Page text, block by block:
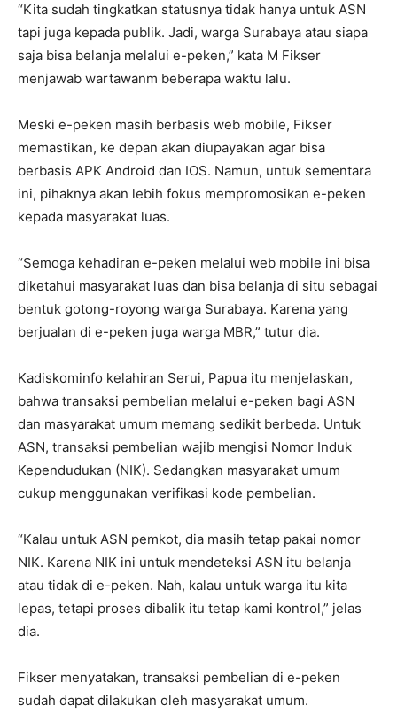
“Kita sudah tingkatkan statusnya tidak hanya untuk ASN
tapi juga kepada publik. Jadi, warga Surabaya atau siapa
saja bisa belanja melalui e-peken,” kata M Fikser
menjawab wartawanm beberapa waktu lalu.
Meski e-peken masih berbasis web mobile, Fikser
memastikan, ke depan akan diupayakan agar bisa
berbasis APK Android dan IOS. Namun, untuk sementara
ini, pihaknya akan lebih fokus mempromosikan e-peken
kepada masyarakat luas.
“Semoga kehadiran e-peken melalui web mobile ini bisa
diketahui masyarakat luas dan bisa belanja di situ sebagai
bentuk gotong-royong warga Surabaya. Karena yang
berjualan di e-peken juga warga MBR,” tutur dia.
Kadiskominfo kelahiran Serui, Papua itu menjelaskan,
bahwa transaksi pembelian melalui e-peken bagi ASN
dan masyarakat umum memang sedikit berbeda. Untuk
ASN, transaksi pembelian wajib mengisi Nomor Induk
Kependudukan (NIK). Sedangkan masyarakat umum
cukup menggunakan verifikasi kode pembelian.
“Kalau untuk ASN pemkot, dia masih tetap pakai nomor
NIK. Karena NIK ini untuk mendeteksi ASN itu belanja
atau tidak di e-peken. Nah, kalau untuk warga itu kita
lepas, tetapi proses dibalik itu tetap kami kontrol,” jelas
dia.
Fikser menyatakan, transaksi pembelian di e-peken
sudah dapat dilakukan oleh masyarakat umum.